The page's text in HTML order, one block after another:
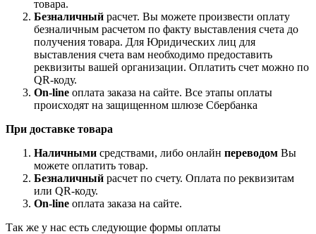
товара.
Безналичный расчет. Вы можете произвести оплату
безналичным расчетом по факту выставления счета до
получения товара. Для Юридических лиц для
выставления счета вам необходимо предоставить
реквизиты вашей организации. Оплатить счет можно по
QR-коду.
On-line оплата заказа на сайте. Все этапы оплаты
происходят на защищенном шлюзе Сбербанка
При доставке товара
Наличными средствами, либо онлайн переводом Вы
можете оплатить товар.
Безналичный расчет по счету. Оплата по реквизитам
или QR-коду.
On-line оплата заказа на сайте.
Так же у нас есть следующие формы оплаты